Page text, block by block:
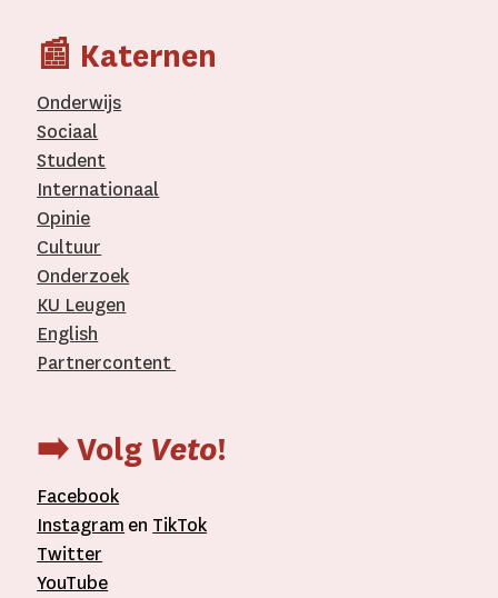
📰 Katernen
Onderwijs
Sociaal
Student
Internationaal­
Opinie
Cultuur
Onderzoek
KU Leugen
English
Partnercontent
➡️ Volg Veto!
Facebook
Instagram en TikTok
Twitter
YouTube